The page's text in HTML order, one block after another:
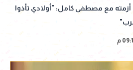
مع مصطفى كامل: "أولادي تأذوا